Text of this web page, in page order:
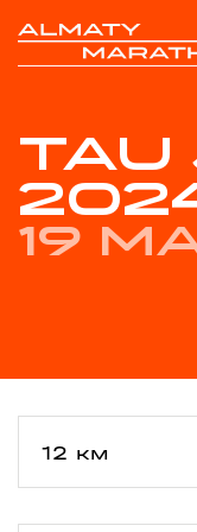
TAU
19